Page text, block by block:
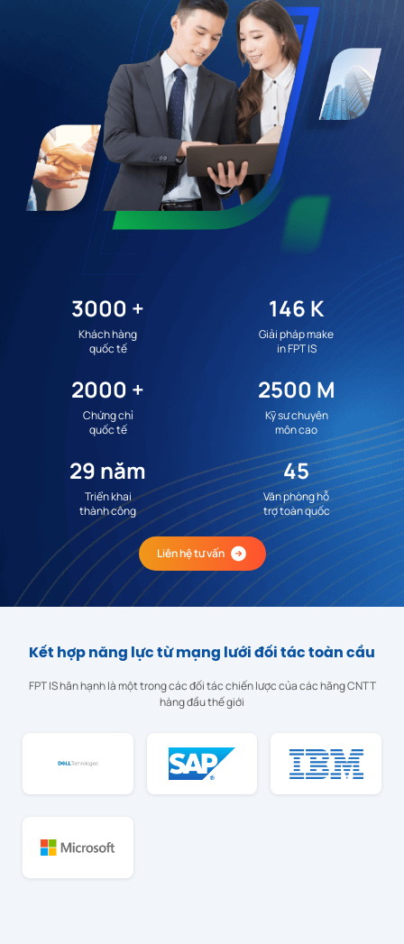
3000 +
Khách hàng
quốc tế
146 K
Giải pháp make
in FPT IS
2000 +
Chứng chỉ
quốc tế
2500 M
Kỹ sư chuyên
môn cao
29 năm
Triển khai
thành công
45
Văn phòng hỗ
trợ toàn quốc
Liên hệ tư vấn
Kết hợp năng lực từ mạng lưới đối tác toàn cầu
FPT IS hân hạnh là một trong các đối tác chiến lược của các hãng CNTT
hàng đầu thế giới